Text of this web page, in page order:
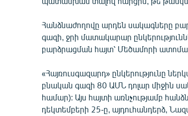
Հանձնաժողովը արդեն սակագները
գազի, ջրի մատակարար
բարձրացման հայտ՝ Մեծամորի
«Հայռուսգազարդ» ընկերությունը
բնական գազի 80 ԱՄՆ դոլար միջին
համար): Այս հայտի առնչությամբ
դեկտեմբերի 25-ը, այդուհանդերձ,